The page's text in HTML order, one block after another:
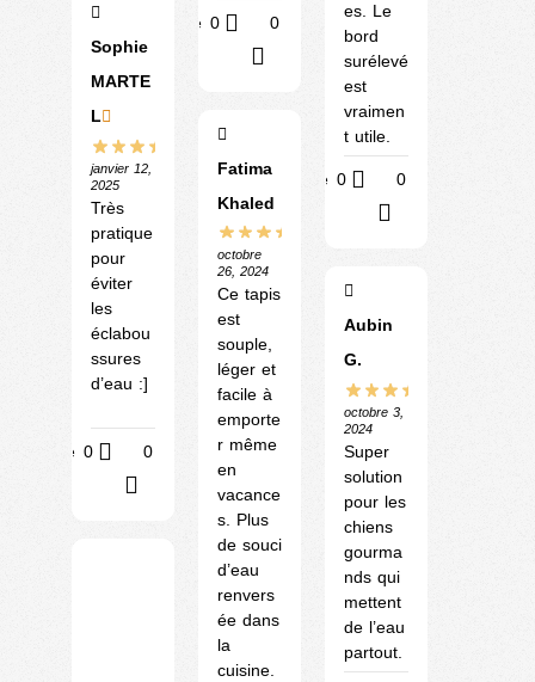
Sophie
MARTE
L
janvier 12,
2025
Très
pratique
pour
éviter
les
éclabou
ssures
d’eau :]
Utile 0 0
Utile 0 0
Fatima
Khaled
octobre
26, 2024
Ce tapis
est
souple,
léger et
facile à
emporte
r même
en
vacance
s. Plus
de souci
d’eau
renvers
ée dans
la
cuisine.
es. Le
bord
surélevé
est
vraimen
t utile.
Utile 0 0
Aubin
G.
octobre 3,
2024
Super
solution
pour les
chiens
gourma
nds qui
mettent
de l’eau
partout.